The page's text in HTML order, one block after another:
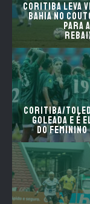
Coritiba leva
Bahia no
para
Coritiba/
goleada e é
do